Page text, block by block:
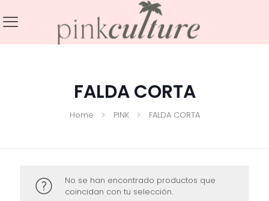
FALDA CORTA
Home PINK FALDA CORTA
No se han encontrado productos que
coincidan con tu selección.